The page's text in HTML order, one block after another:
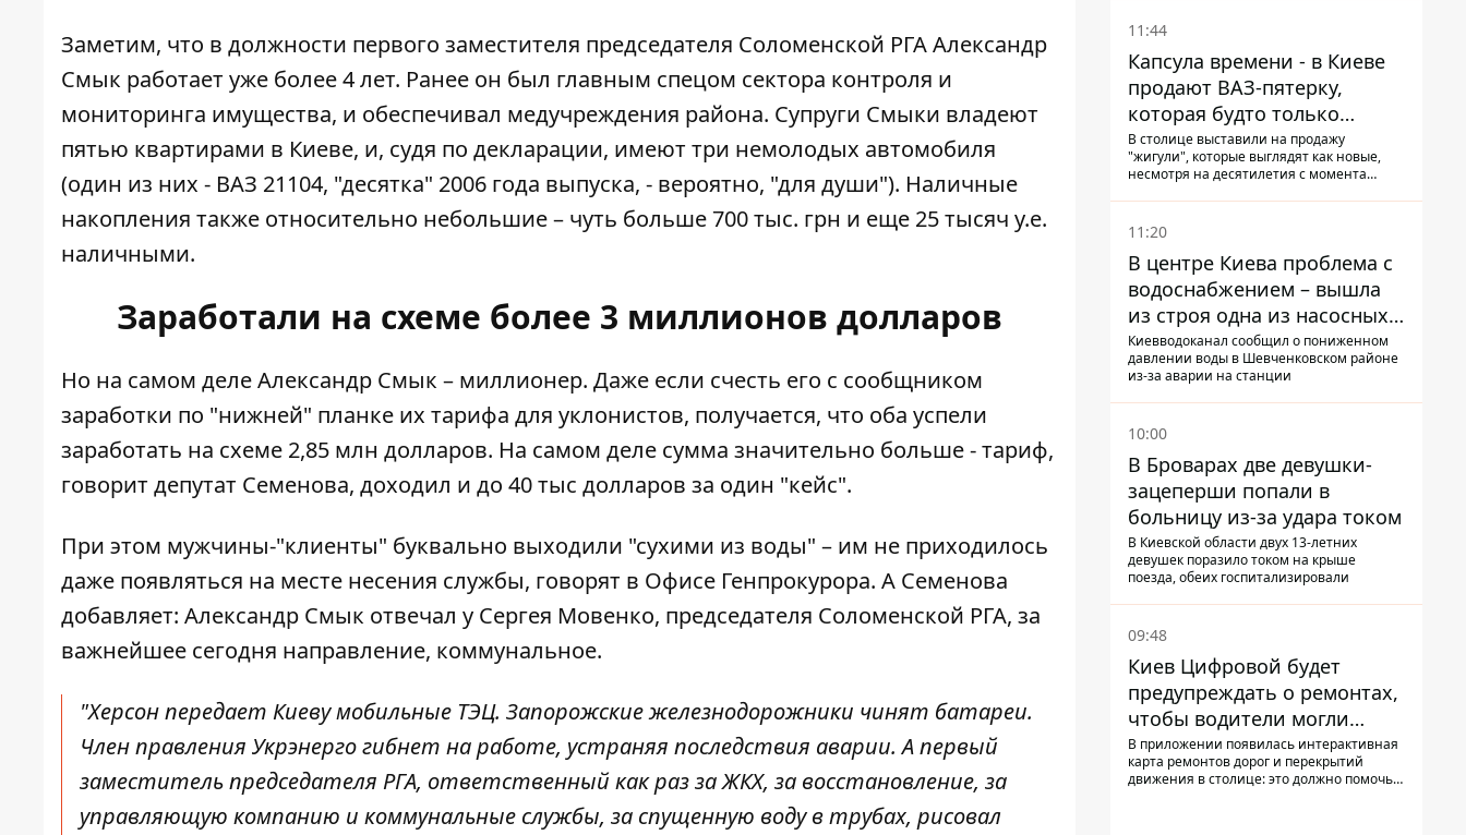
Заметим, что в должности первого заместителя председателя Соломенской РГА Александр
Смык работает уже более 4 лет. Ранее он был главным спецом сектора контроля и
мониторинга имущества, и обеспечивал медучреждения района. Супруги Смыки владеют
пятью квартирами в Киеве, и, судя по декларации, имеют три немолодых автомобиля
(один из них - ВАЗ 21104, "десятка" 2006 года выпуска, - вероятно, "для души"). Наличные
накопления также относительно небольшие – чуть больше 700 тыс. грн и еще 25 тысяч у.е.
наличными.
Заработали на схеме более 3 миллионов долларов
Но на самом деле Александр Смык – миллионер. Даже если счесть его с сообщником
заработки по "нижней" планке их тарифа для уклонистов, получается, что оба успели
заработать на схеме 2,85 млн долларов. На самом деле сумма значительно больше - тариф,
говорит депутат Семенова, доходил и до 40 тыс долларов за один "кейс".
При этом мужчины-"клиенты" буквально выходили "сухими из воды" – им не приходилось
даже появляться на месте несения службы, говорят в Офисе Генпрокурора. А Семенова
добавляет: Александр Смык отвечал у Сергея Мовенко, председателя Соломенской РГА, за
важнейшее сегодня направление, коммунальное.
"Херсон передает Киеву мобильные ТЭЦ. Запорожские железнодорожники чинят батареи.
Член правления Укрэнерго гибнет на работе, устраняя последствия аварии. А первый
заместитель председателя РГА, ответственный как раз за ЖКХ, за восстановление, за
управляющую компанию и коммунальные службы, за спущенную воду в трубах, рисовал
11:44
Капсула времени - в Киеве
продают ВАЗ-пятерку,
которая будто только
сошла с конвейера
В столице выставили на продажу
"жигули", которые выглядят как новые,
несмотря на десятилетия с момента
резину
11:20
В центре Киева проблема с
водоснабжением – вышла
из строя одна из насосных
станций
Киевводоканал сообщил о пониженном
давлении воды в Шевченковском районе
из-за аварии на станции
10:00
В Броварах две девушки-
зацеперши попали в
больницу из-за удара током
В Киевской области двух 13-летних
девушек поразило током на крыше
поезда, обеих госпитализировали
09:48
Киев Цифровой будет
предупреждать о ремонтах,
чтобы водители могли
избегать участков с
пробками
В приложении появилась интерактивная
карта ремонтов дорог и перекрытий
движения в столице: это должно помочь